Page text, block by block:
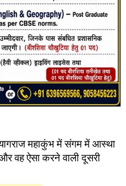
महाकुंभ में संगम में आस्था
वह ऐसा करने वाली दूसरी